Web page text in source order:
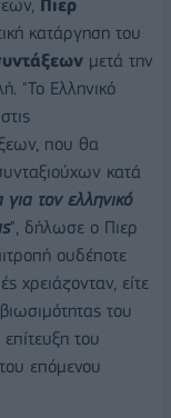
Πιερ
κατάργηση του
μετά την
"Το Ελληνικό
που θα
κατά
τον ελληνικό
", δήλωσε ο Πιερ
ουδέποτε
χρειάζονταν, είτε
του
του
επόμενου